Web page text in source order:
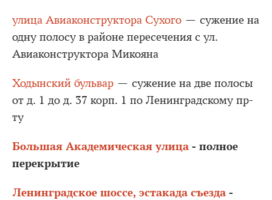
улица Авиаконструктора Сухого — сужение на
одну полосу в районе пересечения с ул.
Авиаконструктора Микояна
Ходынский бульвар — сужение на две полосы
от д. 1 до д. 37 корп. 1 по Ленинградскому пр-
ту
Большая Академическая улица - полное
перекрытие
Ленинградское шоссе, эстакада съезда -